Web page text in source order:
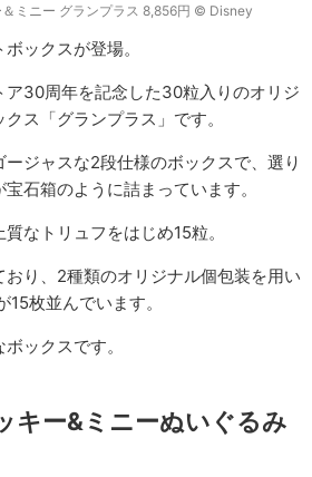
＆ミニー グランプラス 8,856円 © ︎Disney
ックスが登場。
ア30周年を記念した30粒入りのオリジ
ス「グランプラス」です。
ジャスな2段仕様のボックスで、選り
石箱のように詰まっています。
なトリュフをはじめ15粒。
り、2種類のオリジナル個包装を用い
枚並んでいます。
ックスです。
キー&ミニーぬいぐるみ